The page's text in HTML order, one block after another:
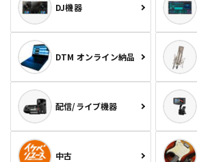
DJ機器
DTM オンライン納品
配信/ライブ機器
中古